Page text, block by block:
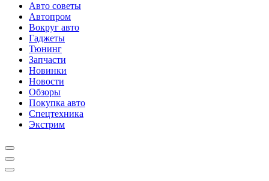
Авто советы
Автопром
Вокруг авто
Гаджеты
Тюнинг
Запчасти
Новинки
Новости
Обзоры
Покупка авто
Спецтехника
Экстрим